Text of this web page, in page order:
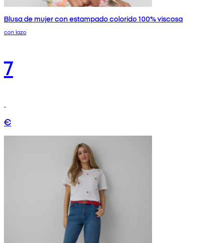
Blusa de mujer con estampado colorido 100% viscosa
con lazo
7
€